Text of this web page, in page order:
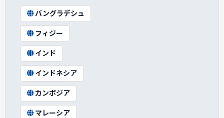
バングラデシュ
フィジー
インド
インドネシア
カンボジア
マレーシア